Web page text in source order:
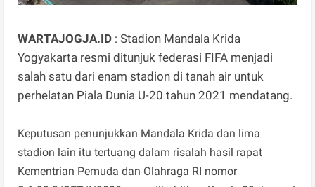
WARTAJOGJA.ID : Stadion Mandala Krida
Yogyakarta resmi ditunjuk federasi FIFA menjadi
salah satu dari enam stadion di tanah air untuk
perhelatan Piala Dunia U-20 tahun 2021 mendatang.
Keputusan penunjukkan Mandala Krida dan lima
stadion lain itu tertuang dalam risalah hasil rapat
Kementrian Pemuda dan Olahraga RI nomor